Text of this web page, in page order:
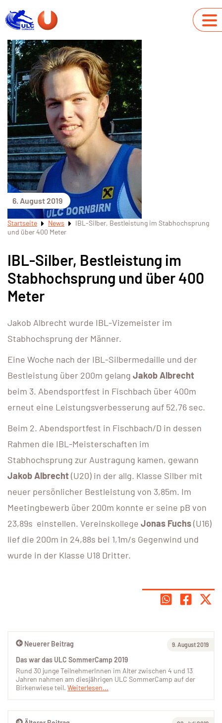
6. August 2019
Startseite News
IBL-Silber, Bestleistung im Stabhochsprung
und über 400 Meter
IBL-Silber, Bestleistung im
Stabhochsprung und über 400
Meter
Jakob Albrecht wurde IBL-Vizemeister im
Stabhochsprung der Männer.
Eine Woche nach der IBL-Silbermedaille und der
Bestleistung über 200m gelang Jakob Albrecht
beim 3. Abendsportfest in Fischbach über 400m
erneut eine Leistungsverbesserung auf 52,76 sec.
Beim 2. Abendsportfest in Fischbach/D in dessen
Rahmen die IBL-Meisterschaften im
Stabhochsprung zur Austragung kamen, gewann
Jakob Albrecht(U20) in der allg. Klasse Silber mit
neuer persönlicher Bestleistung von 3,85m. Im
Meetingbewerb über 200m konnte er seine pB von
23,89s einstellen. Vereinskollege Jonas Fuchs(U16)
lief die 200m in 24,88s bei 1,1m/s Gegenwind und
wurde in der Klasse U18 Dritter.
Neuerer Beitrag 9. August 2019
Das war das ULC SommerCamp 2019
Rund 30 junge TeilnehmerInnen im Alter zwischen 4 und 13
Jahren nahmen am diesjährigen ULC SommerCamp auf der
Birkenwiese teil. Weiterlesen...